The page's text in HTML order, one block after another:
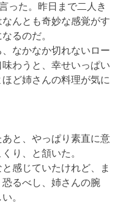
った。昨日まで二人き
んとも奇妙な感覚がす
るのだ。
なかなか切れないロー
わうと、幸せいっぱい
ど姉さんの料理が気に
と、やっぱり素直に意
り、と頷いた。
感じていたけれど、ま
るべし、姉さんの腕
。